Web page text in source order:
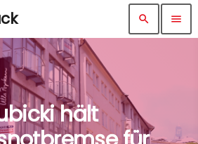
search menu
hält